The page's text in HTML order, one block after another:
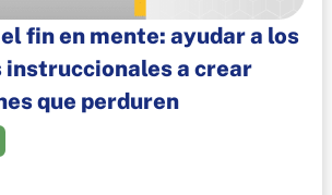
fin en mente: ayudar a los
instruccionales a crear
que perduren